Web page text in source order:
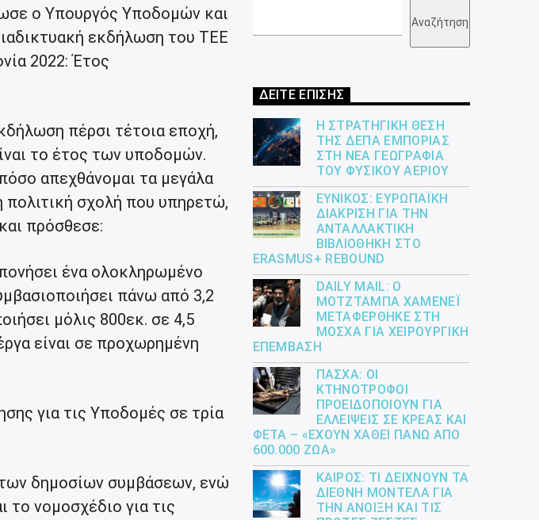
ο Υπουργός Υποδομών και
εκδήλωση του ΤΕΕ
2022: Έτος
πέρσι τέτοια εποχή,
το έτος των υποδομών.
απεχθάνομαι τα μεγάλα
πολιτική σχολή που υπηρετώ,
πρόσθεσε:
ένα ολοκληρωμένο
πάνω από 3,2
μόλις 800εκ. σε 4,5
είναι σε προχωρημένη
για τις Υποδομές σε τρία
δημοσίων συμβάσεων, ενώ
το νομοσχέδιο για τις
Αναζήτηση
ΔΕΙΤΕ ΕΠΙΣΗΣ
Η ΣΤΡΑΤΗΓΙΚΉ ΘΈΣΗ
ΤΗΣ ΔΕΠΑ ΕΜΠΟΡΊΑΣ
ΣΤΗ ΝΈΑ ΓΕΩΓΡΑΦΊΑ
ΤΟΥ ΦΥΣΙΚΟΎ ΑΕΡΊΟΥ
ΕΎΝΙΚΟΣ: ΕΥΡΩΠΑΪΚΉ
ΔΙΆΚΡΙΣΗ ΓΙΑ ΤΗΝ
ΑΝΤΑΛΛΑΚΤΙΚΉ
ΒΙΒΛΙΟΘΉΚΗ ΣΤΟ
ERASMUS+ REBOUND
DAILY MAIL: Ο
ΜΟΤΖΤΆΜΠΑ ΧΑΜΕΝΕΪ́
ΜΕΤΑΦΈΡΘΗΚΕ ΣΤΗ
ΜΌΣΧΑ ΓΙΑ ΧΕΙΡΟΥΡΓΙΚΉ
ΕΠΈΜΒΑΣΗ
ΠΆΣΧΑ: ΟΙ
ΚΤΗΝΟΤΡΌΦΟΙ
ΠΡΟΕΙΔΟΠΟΙΟΎΝ ΓΙΑ
ΕΛΛΕΊΨΕΙΣ ΣΕ ΚΡΈΑΣ ΚΑΙ
ΦΈΤΑ – «ΈΧΟΥΝ ΧΑΘΕΊ ΠΆΝΩ ΑΠΌ
600.000 ΖΏΑ»
ΚΑΙΡΌΣ: ΤΙ ΔΕΊΧΝΟΥΝ ΤΑ
ΔΙΕΘΝΉ ΜΟΝΤΈΛΑ ΓΙΑ
ΤΗΝ ΆΝΟΙΞΗ ΚΑΙ ΤΙΣ